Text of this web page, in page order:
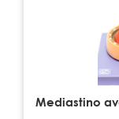
Mediastino